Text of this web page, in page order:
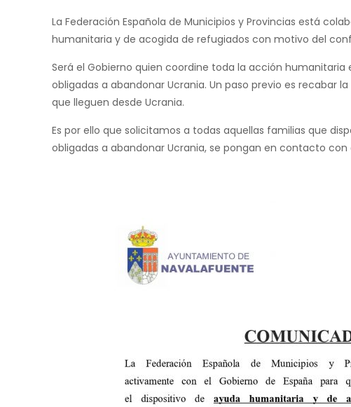
La Federación Española de Municipios y Provincias está
humanitaria y de acogida de refugiados con motivo del
Será el Gobierno quien coordine toda la acción
obligadas a abandonar Ucrania. Un paso previo es recabar
que lleguen desde Ucrania.
Es por ello que solicitamos a todas aquellas familias que
obligadas a abandonar Ucrania, se pongan en contacto